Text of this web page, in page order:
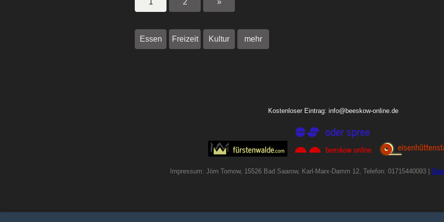
1 2 »
Essen Freizeit Kultur mehr
Kostenloser Eintrag: info@beeskow-online.de
Impressum: Jörn Tornow, 15526 Bad Saarow, Karl-Marx-Damm 12, Telefon: 01715440093 |